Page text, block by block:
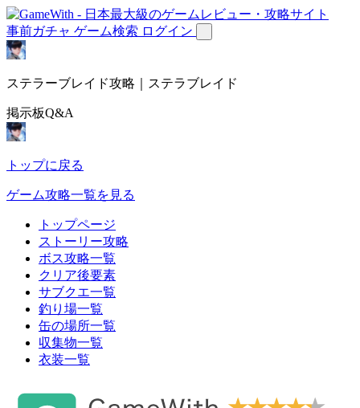
事前ガチャ ゲーム検索 ログイン
ステラーブレイド攻略｜ステラブレイド
掲示板Q&A
トップに戻る
ゲーム攻略一覧を見る
トップページ
ストーリー攻略
ボス攻略一覧
クリア後要素
サブクエ一覧
釣り場一覧
缶の場所一覧
収集物一覧
衣装一覧